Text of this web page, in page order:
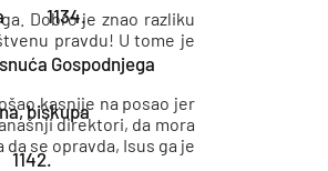
1134.
Gospodnjega
biskupa
1142.
Dobro je znao razliku
pravdu! U tome je
kasnije na posao jer
direktori, da mora
se opravda, Isus ga je